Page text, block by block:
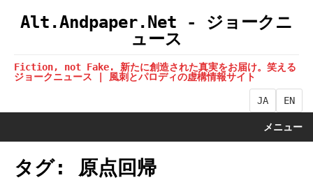
Alt.Andpaper.Net - ジョークニ
ュース
Fiction, not Fake. 新たに創造された真実をお届け。笑える
ジョークニュース | 風刺とパロディの虚構情報サイト
JA EN
メニュー
タグ: 原点回帰